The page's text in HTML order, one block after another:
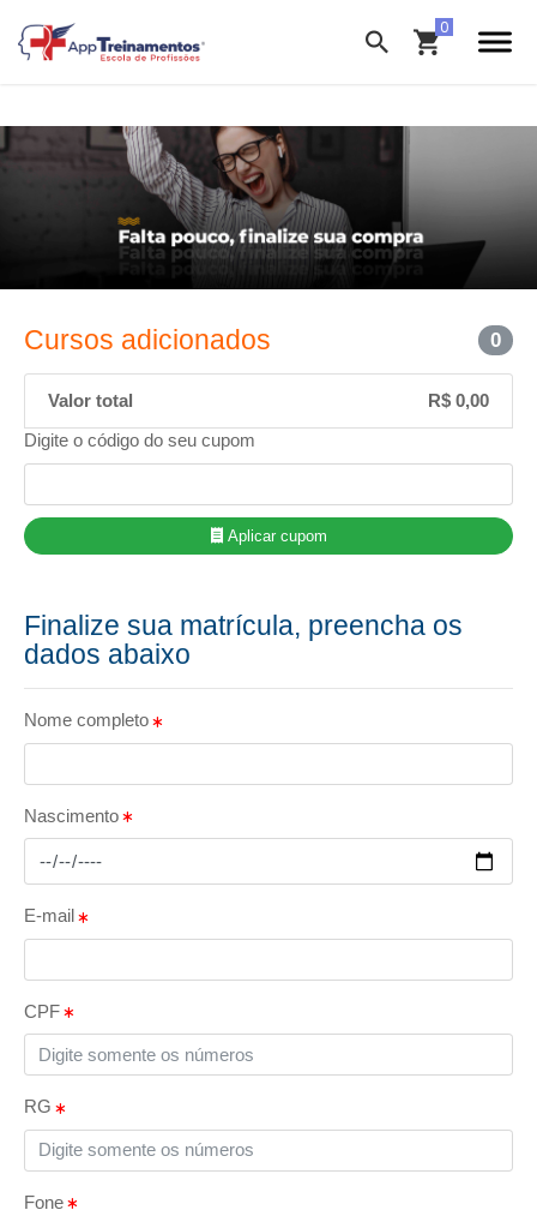
Cursos adicionados 0
Valor total
R$ 0,00
Digite o código do seu cupom
Aplicar cupom
Finalize sua matrícula, preencha os
dados abaixo
Nome completo
Nascimento
E-mail
CPF
RG
Fone